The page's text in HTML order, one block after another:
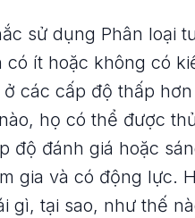
sử dụng Phân loại
ít hoặc không có
các cấp độ thấp
họ có thể được
độ đánh giá hoặc
gia và có động lực.
gì, tại sao, như thế